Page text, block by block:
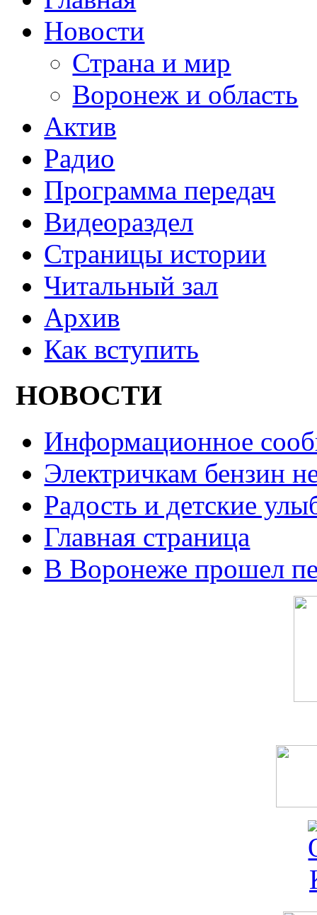
Новости
Страна и мир
Воронеж и область
Актив
Радио
Программа передач
Видеораздел
Страницы истории
Читальный зал
Архив
Как вступить
НОВОСТИ
Информационное
Электричкам бензин
Радость и детские
Главная страница
В Воронеже прошел